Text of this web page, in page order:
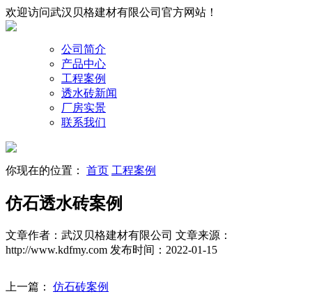
欢迎访问武汉贝格建材有限公司官方网站！
公司简介
产品中心
工程案例
透水砖新闻
厂房实景
联系我们
你现在的位置： 首页 工程案例
仿石透水砖案例
文章作者：武汉贝格建材有限公司 文章来源：
http://www.kdfmy.com 发布时间：2022-01-15
上一篇： 仿石砖案例